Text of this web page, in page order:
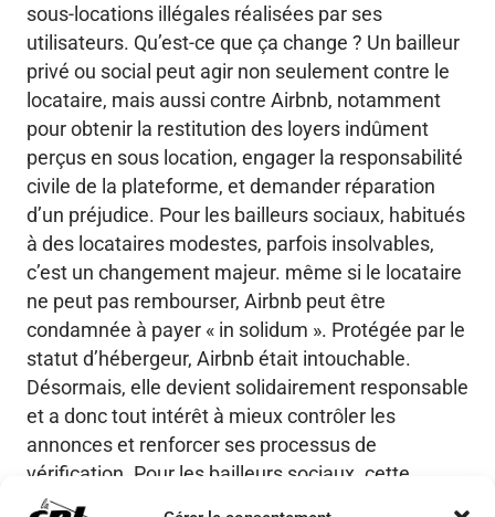
sous-locations illégales réalisées par ses
utilisateurs. Qu’est-ce que ça change ? Un bailleur
privé ou social peut agir non seulement contre le
locataire, mais aussi contre Airbnb, notamment
pour obtenir la restitution des loyers indûment
perçus en sous location, engager la responsabilité
civile de la plateforme, et demander réparation
d’un préjudice. Pour les bailleurs sociaux, habitués
à des locataires modestes, parfois insolvables,
c’est un changement majeur. même si le locataire
ne peut pas rembourser, Airbnb peut être
condamnée à payer « in solidum ». Protégée par le
statut d’hébergeur, Airbnb était intouchable.
Désormais, elle devient solidairement responsable
et a donc tout intérêt à mieux contrôler les
annonces et renforcer ses processus de
vérification. Pour les bailleurs sociaux. cette
jurisprudence offre des armes nouvelles pour